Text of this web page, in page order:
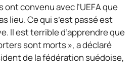
ont convenu avec l’UEFA que
lieu. Ce qui s’est passé est
Il est terrible d’apprendre que
sont morts », a déclaré
de la fédération suédoise,